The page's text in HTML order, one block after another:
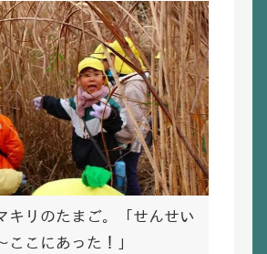
キリのたまご。「せんせい
ここにあった！」